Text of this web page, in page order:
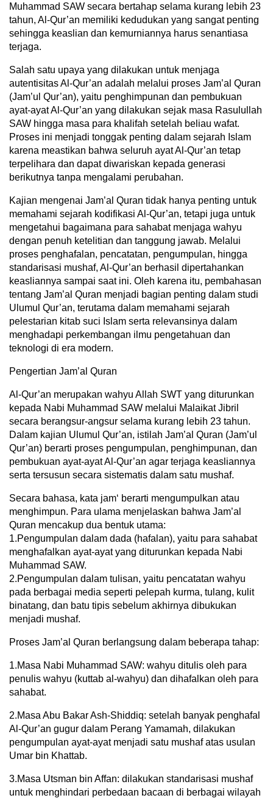
Muhammad SAW secara bertahap selama kurang lebih 23
tahun, Al-Qur’an memiliki kedudukan yang sangat penting
sehingga keaslian dan kemurniannya harus senantiasa
terjaga.
Salah satu upaya yang dilakukan untuk menjaga
autentisitas Al-Qur’an adalah melalui proses Jam’al Quran
(Jam’ul Qur’an), yaitu penghimpunan dan pembukuan
ayat-ayat Al-Qur’an yang dilakukan sejak masa Rasulullah
SAW hingga masa para khalifah setelah beliau wafat.
Proses ini menjadi tonggak penting dalam sejarah Islam
karena meastikan bahwa seluruh ayat Al-Qur’an tetap
terpelihara dan dapat diwariskan kepada generasi
berikutnya tanpa mengalami perubahan.
Kajian mengenai Jam’al Quran tidak hanya penting untuk
memahami sejarah kodifikasi Al-Qur’an, tetapi juga untuk
mengetahui bagaimana para sahabat menjaga wahyu
dengan penuh ketelitian dan tanggung jawab. Melalui
proses penghafalan, pencatatan, pengumpulan, hingga
standarisasi mushaf, Al-Qur’an berhasil dipertahankan
keasliannya sampai saat ini. Oleh karena itu, pembahasan
tentang Jam’al Quran menjadi bagian penting dalam studi
Ulumul Qur’an, terutama dalam memahami sejarah
pelestarian kitab suci Islam serta relevansinya dalam
menghadapi perkembangan ilmu pengetahuan dan
teknologi di era modern.
Pengertian Jam’al Quran
Al-Qur’an merupakan wahyu Allah SWT yang diturunkan
kepada Nabi Muhammad SAW melalui Malaikat Jibril
secara berangsur-angsur selama kurang lebih 23 tahun.
Dalam kajian Ulumul Qur’an, istilah Jam’al Quran (Jam’ul
Qur’an) berarti proses pengumpulan, penghimpunan, dan
pembukuan ayat-ayat Al-Qur’an agar terjaga keasliannya
serta tersusun secara sistematis dalam satu mushaf.
Secara bahasa, kata jam‘ berarti mengumpulkan atau
menghimpun. Para ulama menjelaskan bahwa Jam’al
Quran mencakup dua bentuk utama:
1.Pengumpulan dalam dada (hafalan), yaitu para sahabat
menghafalkan ayat-ayat yang diturunkan kepada Nabi
Muhammad SAW.
2.Pengumpulan dalam tulisan, yaitu pencatatan wahyu
pada berbagai media seperti pelepah kurma, tulang, kulit
binatang, dan batu tipis sebelum akhirnya dibukukan
menjadi mushaf.
Proses Jam’al Quran berlangsung dalam beberapa tahap:
1.Masa Nabi Muhammad SAW: wahyu ditulis oleh para
penulis wahyu (kuttab al-wahyu) dan dihafalkan oleh para
sahabat.
2.Masa Abu Bakar Ash-Shiddiq: setelah banyak penghafal
Al-Qur’an gugur dalam Perang Yamamah, dilakukan
pengumpulan ayat-ayat menjadi satu mushaf atas usulan
Umar bin Khattab.
3.Masa Utsman bin Affan: dilakukan standarisasi mushaf
untuk menghindari perbedaan bacaan di berbagai wilayah